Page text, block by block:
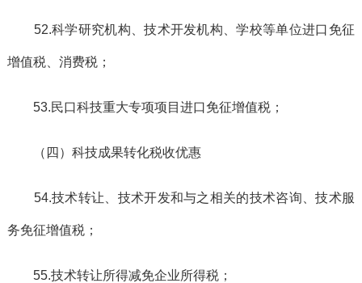
52.科学研究机构、技术开发机构、学校等单位进口免征
增值税、消费税；
53.民口科技重大专项项目进口免征增值税；
（四）科技成果转化税收优惠
54.技术转让、技术开发和与之相关的技术咨询、技术服
务免征增值税；
55.技术转让所得减免企业所得税；